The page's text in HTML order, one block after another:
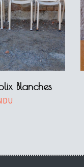
Blanches